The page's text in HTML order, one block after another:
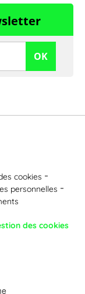
OK
cookies
personnelles
des cookies